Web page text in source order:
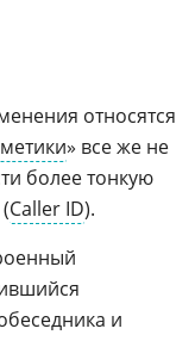
относятся
» все же не
более тонкую
Caller ID).
и